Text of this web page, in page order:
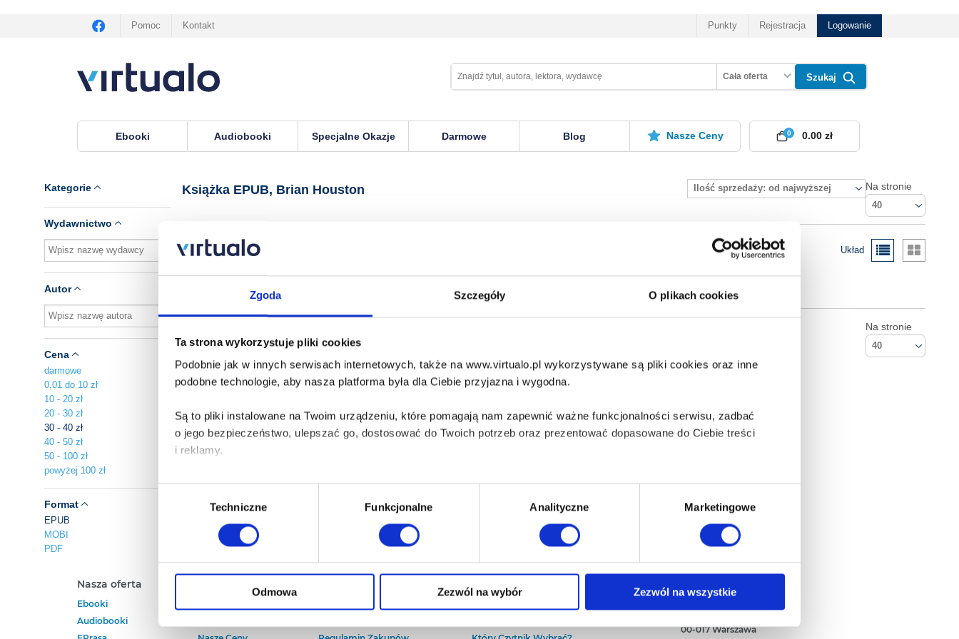
Zgoda Szczegóły O plikach cookies
Ta strona wykorzystuje pliki cookies
Podobnie jak w innych serwisach internetowych, także na www.virtualo.pl wykorzystywane są pliki cookies oraz inne
podobne technologie, aby nasza platforma była dla Ciebie przyjazna i wygodna.
Są to pliki instalowane na Twoim urządzeniu, które pomagają nam zapewnić ważne funkcjonalności serwisu, zadbać
o jego bezpieczeństwo, ulepszać go, dostosować do Twoich potrzeb oraz prezentować dopasowane do Ciebie treści
i reklamy.
Poza plikami, które są nam niezbędne do prawidłowego i bezpiecznego działania serwisu - są także takie, które wymagają
Twojej zgody.
Każda udzielona zgoda poprawi Twoje doświadczenia jeśli jesteś naszym Użytkownikiem.
Wybór
Techniczne Funkcjonalne Analityczne Marketingowe
Odmowa Zezwól na wybór Zezwól na wszystkie
Pomoc Kontakt Punkty Rejestracja Logowanie
Cała oferta Szukaj
Ebooki Audiobooki Specjalne Okazje Darmowe Blog Nasze Ceny 0
0.00 zł
Kategorie
Wydawnictwo
Autor
Cena
darmowe
0,01 do 10 zł
10 - 20 zł
20 - 30 zł
30 - 40 zł
40 - 50 zł
50 - 100 zł
powyżej 100 zł
Format
EPUB
MOBI
PDF
Książka EPUB, Brian Houston Ilość sprzedaży: od najwyższej Na stronie
40
Układ
Na stronie
40
Nasza oferta
Ebooki
Audiobooki
Baza wiedzy
Empik S.A
00-017 Warszawa